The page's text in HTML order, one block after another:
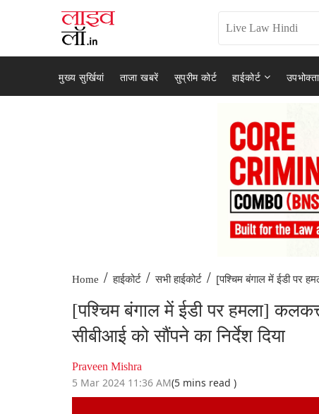
मुख्य सुर्खियां ताजा खबरें सुप्रीम कोर्ट हाईकोर्ट
Home / हाईकोर्ट / सभी हाईकोर्ट / [पश्चिम बंगाल में ईडी पर
[पश्चिम बंगाल में ईडी पर हमला]
सीबीआई को सौंपने का निर्देश दिया
Praveen Mishra
5 Mar 2024 11:36 AM(5 mins read )